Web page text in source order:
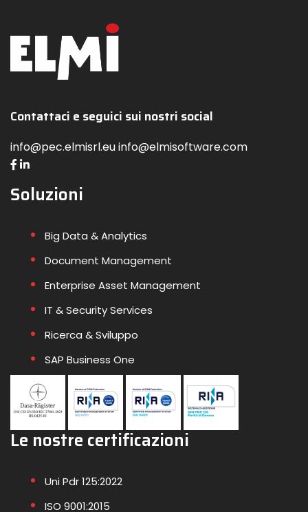
Contattaci e seguici sui nostri social
info@pec.elmisrl.eu info@elmisoftware.com
Soluzioni
Big Data & Analytics
Document Management
Enterprise Asset Management
IT & Security Services
Ricerca & Sviluppo
SAP Business One
Le nostre certificazioni
Uni Pdr 125:2022
ISO 9001:2015